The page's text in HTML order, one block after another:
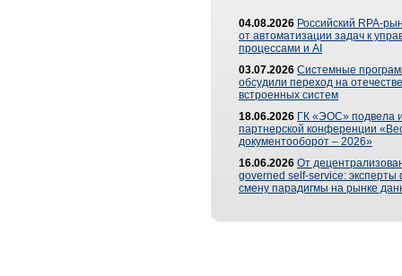
04.08.2026 Российский RPA-
от автоматизации задач к
процессами и AI
03.07.2026 Системные
обсудили переход на
встроенных систем
18.06.2026 ГК «ЭОС» подвела
партнерской конференции
документооборот – 2026»
16.06.2026 От
governed self-service: эксперты
смену парадигмы на рынке